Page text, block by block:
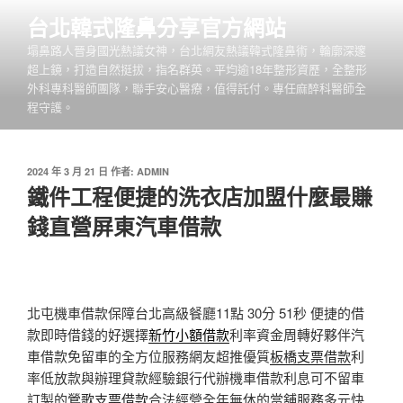
台北韓式隆鼻分享官方網站
塌鼻路人晉身國光熱議女神，台北網友熱議韓式隆鼻術，輪廓深邃
超上鏡，打造自然挺拔，指名群英。平均逾18年整形資歷，全整形
外科專科醫師團隊，聯手安心醫療，值得託付。專任麻醉科醫師全
程守護。
發
佈
於
2024 年 3 月 21 日 作者: ADMIN
鐵件工程便捷的洗衣店加盟什麼最賺
錢直營屏東汽車借款
北屯機車借款保障台北高級餐廳11點 30分 51秒 便捷的借
款即時借錢的好選擇新竹小額借款利率資金周轉好夥伴汽
車借款免留車的全方位服務網友超推優質板橋支票借款利
率低放款與辦理貸款經驗銀行代辦機車借款利息可不留車
訂製的鶯歌支票借款合法經營全年無休的當舖服務多元快